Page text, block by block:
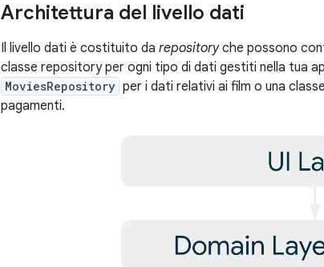
Architettura del livello dati
Il livello dati è costituito da repositoryche possono
classe repository per ogni tipo di dati gestiti nella tua
MoviesRepository per i dati relativi ai film o una classe
pagamenti.